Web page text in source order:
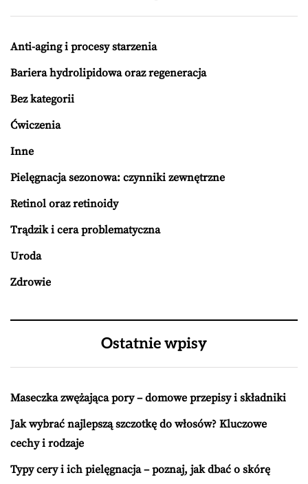
Anti-aging i procesy starzenia
Bariera hydrolipidowa oraz regeneracja
Bez kategorii
Ćwiczenia
Inne
Pielęgnacja sezonowa: czynniki zewnętrzne
Retinol oraz retinoidy
Trądzik i cera problematyczna
Uroda
Zdrowie
Ostatnie wpisy
Maseczka zwężająca pory – domowe przepisy i składniki
Jak wybrać najlepszą szczotkę do włosów? Kluczowe
cechy i rodzaje
Typy cery i ich pielęgnacja – poznaj, jak dbać o skórę